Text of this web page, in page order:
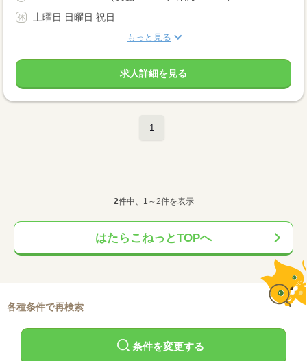
土曜日 日曜日 祝日
もっと見る
求人詳細を見る
1
2件中、1～2件を表示
はたらこねっとTOPへ
各種条件で再検索
条件を変更する